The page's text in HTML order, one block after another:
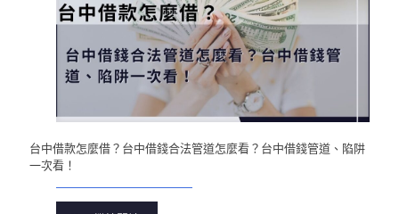
台中借款怎麼借？台中借錢合法管道怎麼看？台中借錢管道、陷阱
一次看！